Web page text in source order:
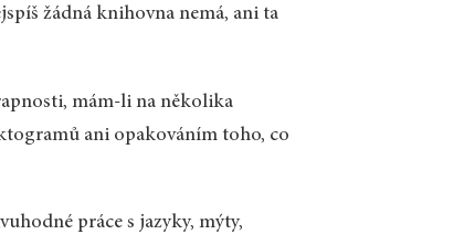
žádná knihovna nemá, ani ta
mám-li na několika
ani opakováním toho, co
práce s jazyky, mýty,